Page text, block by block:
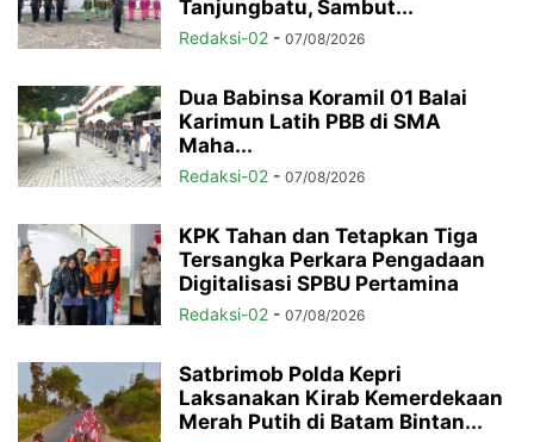
Tanjungbatu, Sambut...
Redaksi-02 - 07/08/2026
Dua Babinsa Koramil 01 Balai
Karimun Latih PBB di SMA
Maha...
Redaksi-02 - 07/08/2026
KPK Tahan dan Tetapkan Tiga
Tersangka Perkara Pengadaan
Digitalisasi SPBU Pertamina
Redaksi-02 - 07/08/2026
Satbrimob Polda Kepri
Laksanakan Kirab Kemerdekaan
Merah Putih di Batam Bintan...